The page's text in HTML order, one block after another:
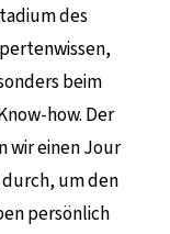
des
beim
how. Der
wir einen Jour
um den
persönlich